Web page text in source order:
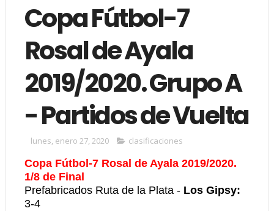
Copa Fútbol-7
Rosal de Ayala
2019/2020. Grupo A
- Partidos de Vuelta
lunes, enero 27, 2020 clasificaciones
Copa Fútbol-7 Rosal de Ayala 2019/2020.
1/8 de Final
Prefabricados Ruta de la Plata -Los Gipsy:
3-4